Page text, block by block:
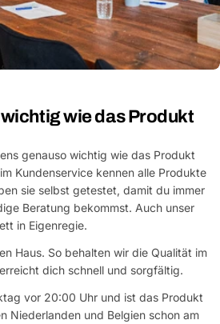
wie das Produkt
genauso wichtig wie das Produkt
Kundenservice kennen alle Produkte
sie selbst getestet, damit du immer
Beratung bekommst. Auch unser
in Eigenregie.
Haus. So behalten wir die Qualität im
dich schnell und sorgfältig.
vor 20:00 Uhr und ist das Produkt
Niederlanden und Belgien schon am